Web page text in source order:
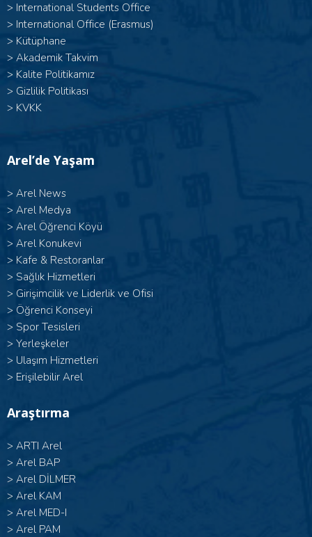
> International Students Office
> International Office (Erasmus)
> Kütüphane
> Akademik Takvim
> Kalite Politikamız
> Gizlilik Politikası
> KVKK
Arel’de Yaşam
> Arel News
> Arel Medya
> Arel Öğrenci Köyü
> Arel Konukevi
> Kafe & Restoranlar
> Sağlık Hizmetleri
> Girişimcilik ve Liderlik ve Ofisi
> Öğrenci Konseyi
> Spor Tesisleri
> Yerleşkeler
> Ulaşım Hizmetleri
> Erişilebilir Arel
Araştırma
> ARTI Arel
> Arel BAP
> Arel DİLMER
> Arel KAM
> Arel MED-I
> Arel PAM